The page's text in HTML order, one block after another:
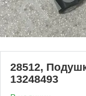
28512,
13248493